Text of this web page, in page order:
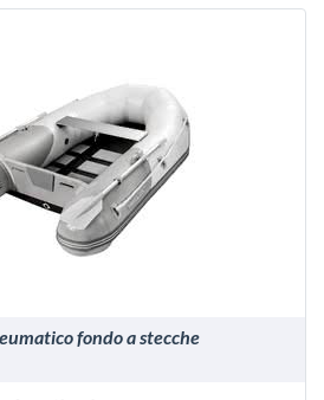
VEDI
fondo a stecche